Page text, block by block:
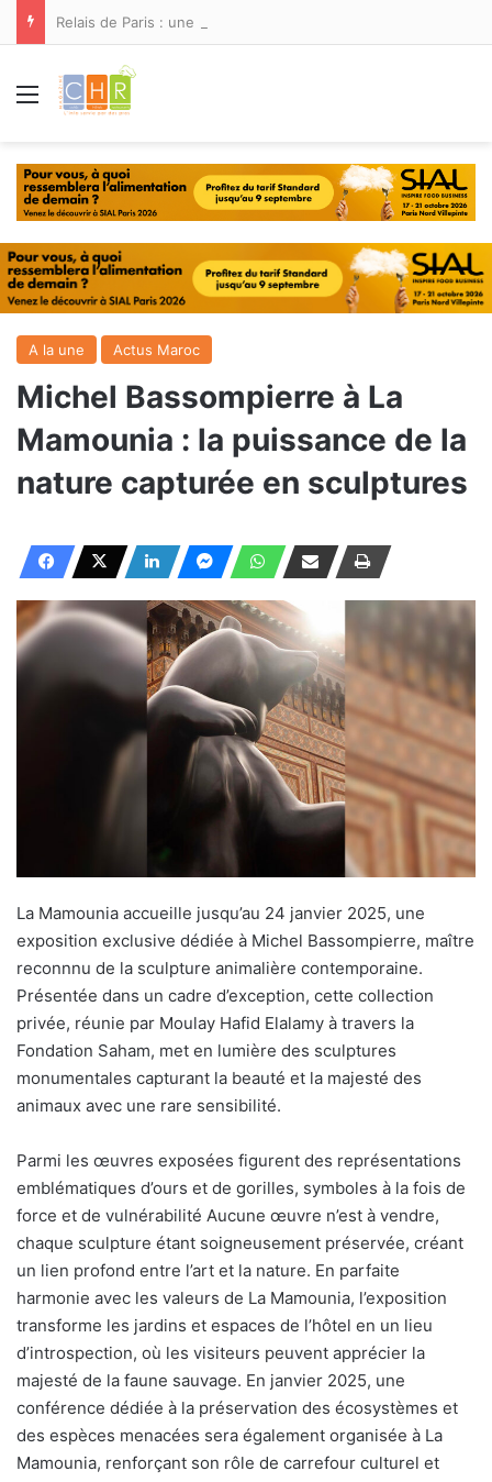
Menu
A la une Actus Maroc
Michel Bassompierre à La
Mamounia : la puissance de la
nature capturée en sculptures
La Mamounia accueille jusqu’au 24 janvier 2025, une
exposition exclusive dédiée à Michel Bassompierre, maître
reconnnu de la sculpture animalière contemporaine.
Présentée dans un cadre d’exception, cette collection
privée, réunie par Moulay Hafid Elalamy à travers la
Fondation Saham, met en lumière des sculptures
monumentales capturant la beauté et la majesté des
animaux avec une rare sensibilité.
Parmi les œuvres exposées figurent des représentations
emblématiques d’ours et de gorilles, symboles à la fois de
force et de vulnérabilité Aucune œuvre n’est à vendre,
chaque sculpture étant soigneusement préservée, créant
un lien profond entre l’art et la nature. En parfaite
harmonie avec les valeurs de La Mamounia, l’exposition
transforme les jardins et espaces de l’hôtel en un lieu
d’introspection, où les visiteurs peuvent apprécier la
majesté de la faune sauvage. En janvier 2025, une
conférence dédiée à la préservation des écosystèmes et
des espèces menacées sera également organisée à La
Mamounia, renforçant son rôle de carrefour culturel et